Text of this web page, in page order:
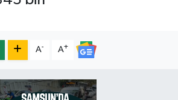
A- A+